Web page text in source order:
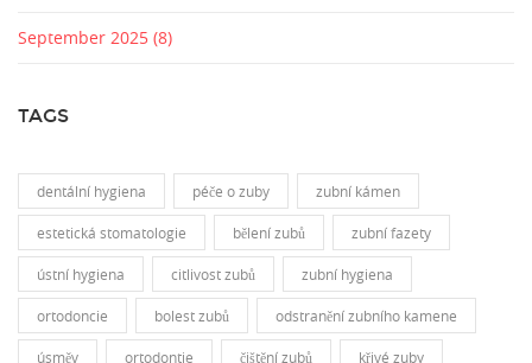
September 2025 (8)
TAGS
dentální hygiena péče o zuby zubní kámen
estetická stomatologie bělení zubů zubní fazety
ústní hygiena citlivost zubů zubní hygiena
ortodoncie bolest zubů odstranění zubního kamene
úsměv ortodontie čištění zubů křivé zuby